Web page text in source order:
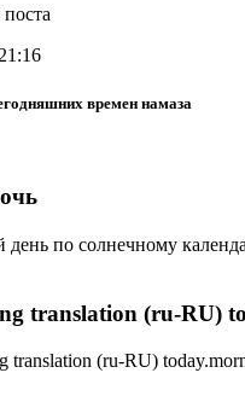
21:16
времен намаза
translation (ru-RU)
translation (ru-RU)